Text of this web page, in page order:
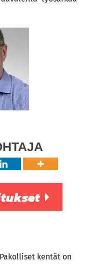
Pakolliset kentät on